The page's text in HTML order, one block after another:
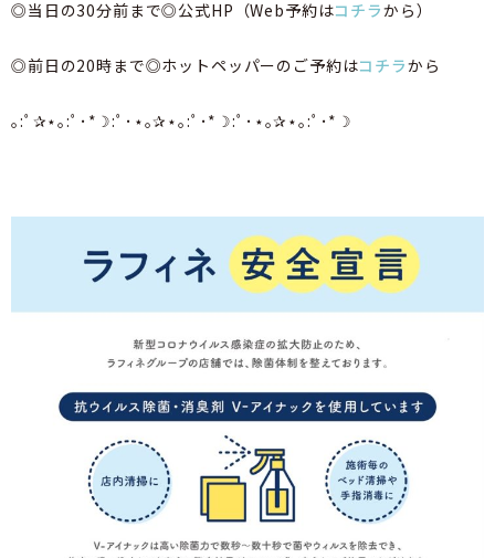
◎当日の30分前まで◎公式HP（Web予約はコチラから）
◎前日の20時まで◎ホットペッパーのご予約はコチラから
｡:ﾟ✰⋆｡:ﾟ･*☽:ﾟ･⋆｡✰⋆｡:ﾟ･*☽:ﾟ･⋆｡✰⋆｡:ﾟ･*☽